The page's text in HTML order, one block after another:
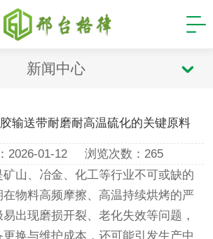
新闻中心
输送带耐磨耐高温硫化的关键原料
2026-01-12 浏览次数： 265
、冶金、化工等行业不可或缺的
物料高频摩擦、高温持续烘烤的严
出现磨损开裂、老化失效等问题，
换与维护成本，还可能引发生产中